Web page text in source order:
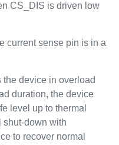
CS_DIS is driven low
current sense pin is in a
the device in overload
duration, the device
level up to thermal
shut-down with
to recover normal